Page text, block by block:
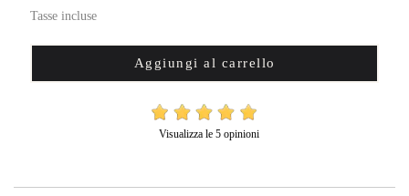
Tasse incluse
Aggiungi al carrello
Visualizza le 5 opinioni